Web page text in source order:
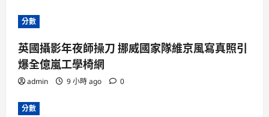
分數
英國攝影年夜師操刀 挪威國家隊維京風寫真照引
爆全億嵐工學椅網
admin 9 小時 ago 0
分數